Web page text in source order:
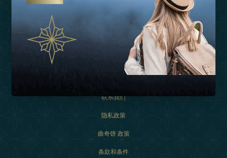
联系我们
隐私政策
曲奇饼 政策
条款和条件